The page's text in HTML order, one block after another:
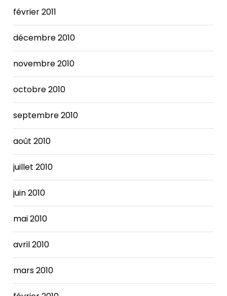
février 2011
décembre 2010
novembre 2010
octobre 2010
septembre 2010
août 2010
juillet 2010
juin 2010
mai 2010
avril 2010
mars 2010